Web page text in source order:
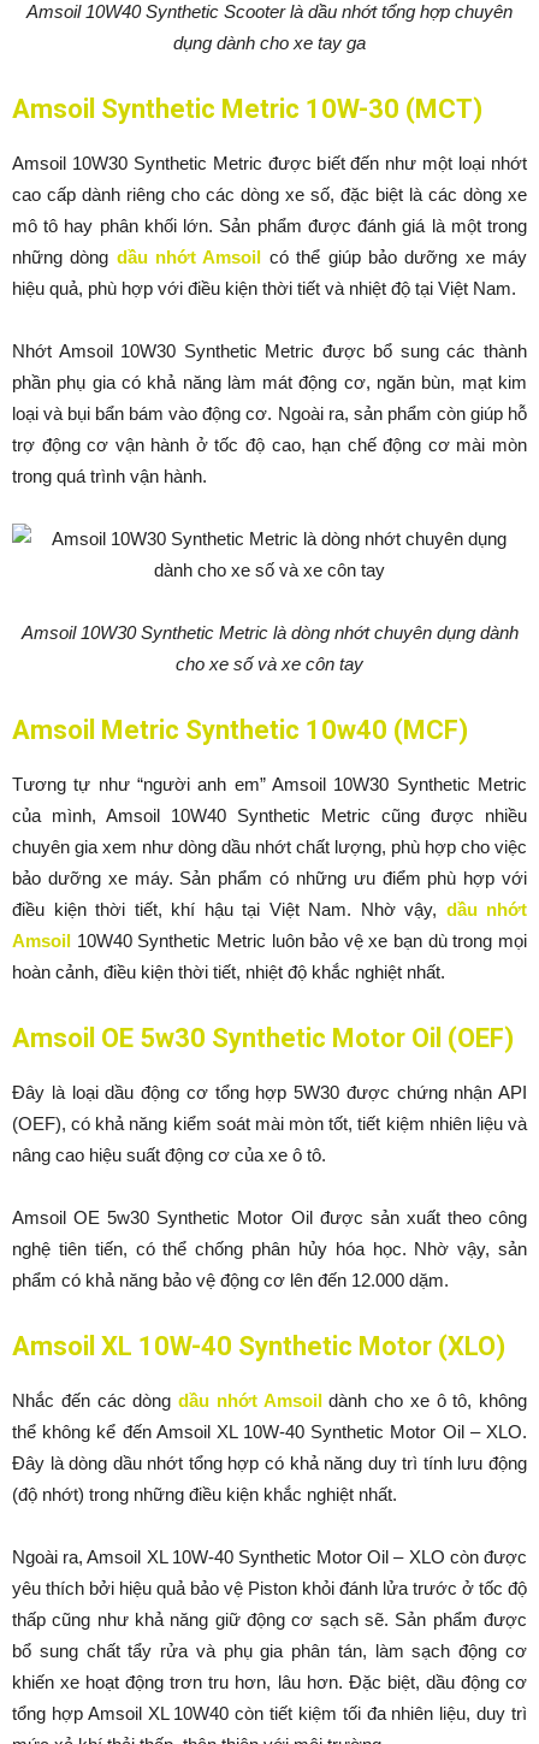
Amsoil 10W40 Synthetic Scooter là dầu nhớt tổng hợp chuyên
dụng dành cho xe tay ga
Amsoil Synthetic Metric 10W-30 (MCT)
Amsoil 10W30 Synthetic Metric được biết đến như một loại nhớt
cao cấp dành riêng cho các dòng xe số, đặc biệt là các dòng xe
mô tô hay phân khối lớn. Sản phẩm được đánh giá là một trong
những dòng dầu nhớt Amsoil có thể giúp bảo dưỡng xe máy
hiệu quả, phù hợp với điều kiện thời tiết và nhiệt độ tại Việt Nam.
Nhớt Amsoil 10W30 Synthetic Metric được bổ sung các thành
phần phụ gia có khả năng làm mát động cơ, ngăn bùn, mạt kim
loại và bụi bẩn bám vào động cơ. Ngoài ra, sản phẩm còn giúp hỗ
trợ động cơ vận hành ở tốc độ cao, hạn chế động cơ mài mòn
trong quá trình vận hành.
Amsoil 10W30 Synthetic Metric là dòng nhớt chuyên dụng dành
cho xe số và xe côn tay
Amsoil Metric Synthetic 10w40 (MCF)
Tương tự như “người anh em” Amsoil 10W30 Synthetic Metric
của mình, Amsoil 10W40 Synthetic Metric cũng được nhiều
chuyên gia xem như dòng dầu nhớt chất lượng, phù hợp cho việc
bảo dưỡng xe máy. Sản phẩm có những ưu điểm phù hợp với
điều kiện thời tiết, khí hậu tại Việt Nam. Nhờ vậy, dầu nhớt
Amsoil 10W40 Synthetic Metric luôn bảo vệ xe bạn dù trong mọi
hoàn cảnh, điều kiện thời tiết, nhiệt độ khắc nghiệt nhất.
Amsoil OE 5w30 Synthetic Motor Oil (OEF)
Đây là loại dầu động cơ tổng hợp 5W30 được chứng nhận API
(OEF), có khả năng kiểm soát mài mòn tốt, tiết kiệm nhiên liệu và
nâng cao hiệu suất động cơ của xe ô tô.
Amsoil OE 5w30 Synthetic Motor Oil được sản xuất theo công
nghệ tiên tiến, có thể chống phân hủy hóa học. Nhờ vậy, sản
phẩm có khả năng bảo vệ động cơ lên đến 12.000 dặm.
Amsoil XL 10W-40 Synthetic Motor (XLO)
Nhắc đến các dòng dầu nhớt Amsoildành cho xe ô tô, không
thể không kể đến Amsoil XL 10W-40 Synthetic Motor Oil – XLO.
Đây là dòng dầu nhớt tổng hợp có khả năng duy trì tính lưu động
(độ nhớt) trong những điều kiện khắc nghiệt nhất.
Ngoài ra, Amsoil XL 10W-40 Synthetic Motor Oil – XLO còn được
yêu thích bởi hiệu quả bảo vệ Piston khỏi đánh lửa trước ở tốc độ
thấp cũng như khả năng giữ động cơ sạch sẽ. Sản phẩm được
bổ sung chất tẩy rửa và phụ gia phân tán, làm sạch động cơ
khiến xe hoạt động trơn tru hơn, lâu hơn. Đặc biệt, dầu động cơ
tổng hợp Amsoil XL 10W40 còn tiết kiệm tối đa nhiên liệu, duy trì